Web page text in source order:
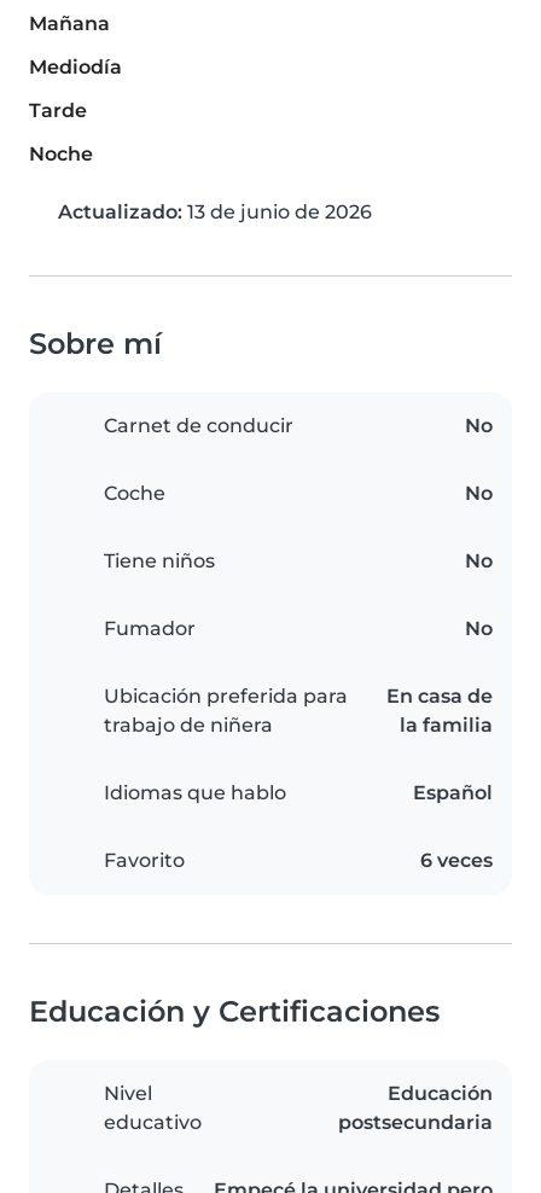
Mañana
Mediodía
Tarde
Noche
Actualizado: 13 de junio de 2026
Sobre mí
Carnet de conducir No
Coche No
Tiene niños No
Fumador No
Ubicación preferida para
trabajo de niñera
En casa de
la familia
Idiomas que hablo Español
Favorito 6 veces
Educación y Certificaciones
Nivel
educativo
Educación
postsecundaria